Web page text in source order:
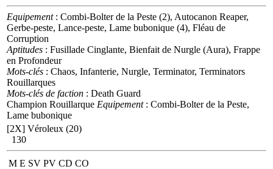
Equipement: Combi-Bolter de la Peste (2), Autocanon Reaper,
Gerbe-peste, Lance-peste, Lame bubonique (4), Fléau de
Corruption
Aptitudes : Fusillade Cinglante, Bienfait de Nurgle (Aura), Frappe
en Profondeur
Mots-clés : Chaos, Infanterie, Nurgle, Terminator, Terminators
Rouillarques
Mots-clés de faction : Death Guard
Champion Rouillarque Equipement: Combi-Bolter de la Peste,
Lame bubonique
[2X] Véroleux (20)
130
M E SV PV CD CO